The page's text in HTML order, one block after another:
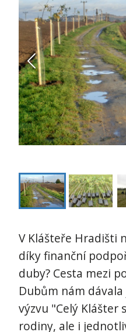
V Klášteře Hradišti
díky finanční
duby? Cesta mezi
Dubům nám
výzvu "Celý Klášter
rodiny, ale i